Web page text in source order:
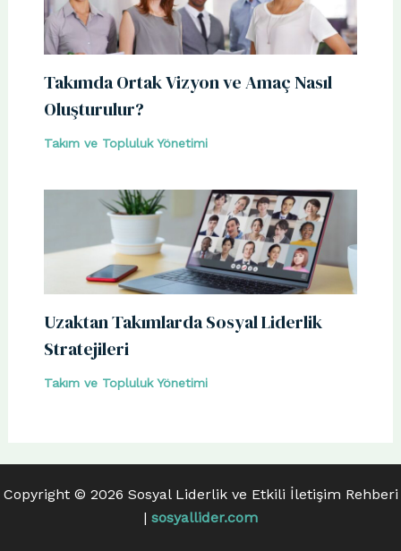
Takımda Ortak Vizyon ve Amaç Nasıl
Oluşturulur?
Takım ve Topluluk Yönetimi
Uzaktan Takımlarda Sosyal Liderlik
Stratejileri
Takım ve Topluluk Yönetimi
Copyright © 2026 Sosyal Liderlik ve Etkili İletişim Rehberi
| sosyallider.com